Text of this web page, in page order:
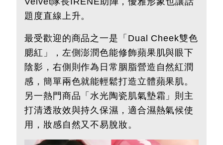
題度直線上升。
最受歡迎的商品之一是「Dual Cheek雙色
腮紅」，左側澎潤色能修飾蘋果肌與眼下
陰影，右側則作為日常胭脂營造自然紅潤
感，簡單兩色就能輕鬆打造立體蘋果肌。
另一熱門商品「水光陶瓷肌氣墊霜」則主
打清透妝效與持久保濕，適合濕熱氣候使
用，妝感自然又不易脫妝。